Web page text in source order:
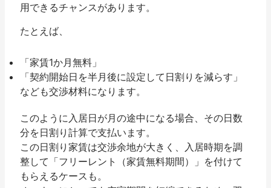
用できるチャンスがあります。
たとえば、
「家賃1か月無料」
「契約開始日を半月後に設定して日割りを減らす」
なども交渉材料になります。
このように入居日が月の途中になる場合、その日数
分を日割り計算で支払います。
この日割り家賃は交渉余地が大きく、入居時期を調
整して「フリーレント（家賃無料期間）」を付けて
もらえるケースも。